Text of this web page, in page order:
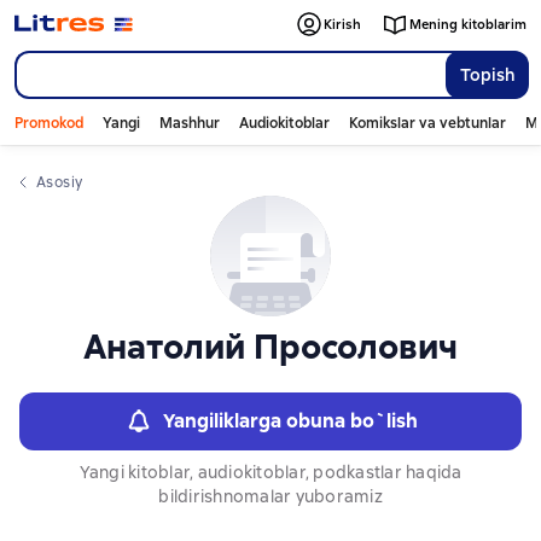
Topish
Kirish Mening kitoblarim
Promokod Yangi Mashhur Audiokitoblar Komikslar va vebtunlar
Asosiy
Анатолий Просолович
Yangiliklarga obuna bo`lish
Yangi kitoblar, audiokitoblar, podkastlar haqida
bildirishnomalar yuboramiz
Слайдер с книгами
Слайдер с книгами